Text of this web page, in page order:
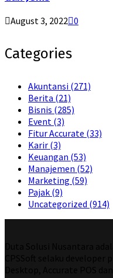
August 3, 2022 0
Categories
Akuntansi (271)
Berita (21)
Bisnis (285)
Event (3)
Fitur Accurate (33)
Karir (3)
Keuangan (53)
Manajemen (52)
Marketing (59)
Pajak (9)
Uncategorized (914)